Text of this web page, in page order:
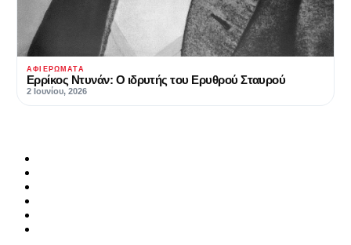
ΑΦΙΕΡΏΜΑΤΑ
Ερρίκος Ντυνάν: Ο ιδρυτής του Ερυθρού Σταυρού
2 Ιουνίου, 2026